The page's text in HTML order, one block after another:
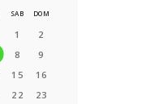
SAB DOM
1
2
8
9
15
16
22
23